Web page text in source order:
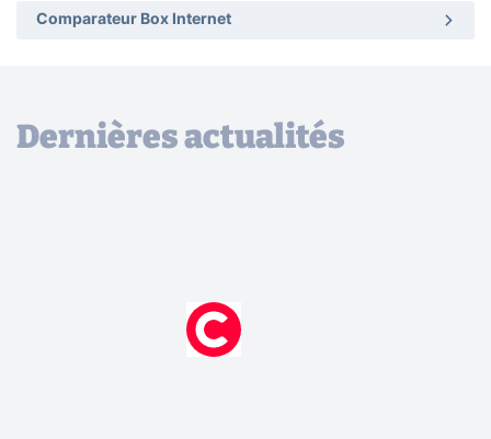
Comparateur Box Internet
Dernières actualités